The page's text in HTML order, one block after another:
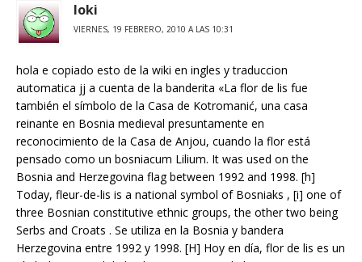
loki
VIERNES, 19 FEBRERO, 2010 A LAS 10:31
hola e copiado esto de la wiki en ingles y traduccion
automatica jj a cuenta de la banderita «La flor de lis fue
también el símbolo de la Casa de Kotromanić, una casa
reinante en Bosnia medieval presuntamente en
reconocimiento de la Casa de Anjou, cuando la flor está
pensado como un bosniacum Lilium. It was used on the
Bosnia and Herzegovina flag between 1992 and 1998. [h]
Today, fleur-de-lis is a national symbol of Bosniaks , [i] one of
three Bosnian constitutive ethnic groups, the other two being
Serbs and Croats . Se utiliza en la Bosnia y bandera
Herzegovina entre 1992 y 1998. [H] Hoy en día, flor de lis es un